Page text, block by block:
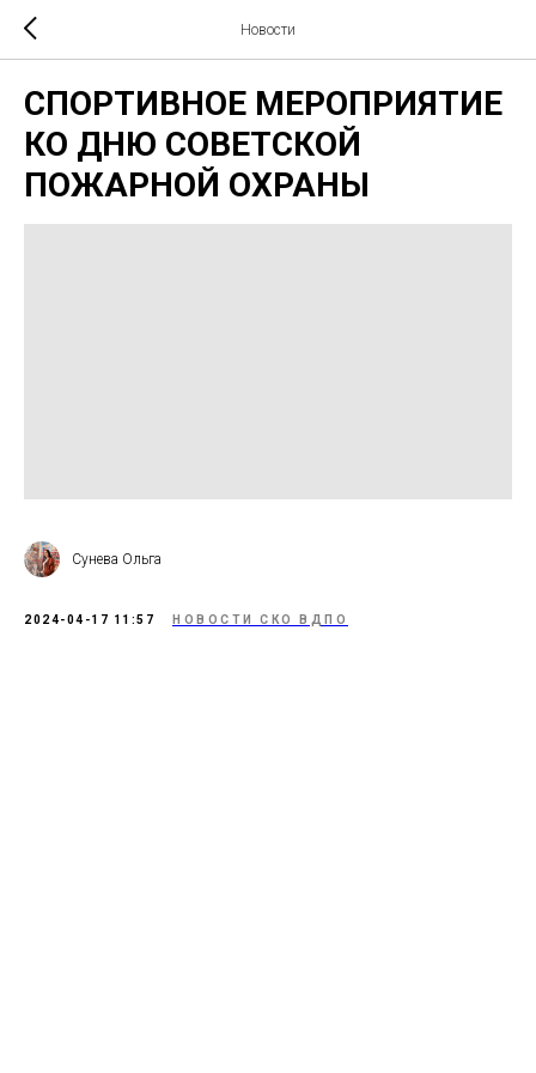
Новости
СПОРТИВНОЕ МЕРОПРИЯТИЕ
КО ДНЮ СОВЕТСКОЙ
ПОЖАРНОЙ ОХРАНЫ
Сунева Ольга
2024-04-17 11:57 НОВОСТИ СКО ВДПО